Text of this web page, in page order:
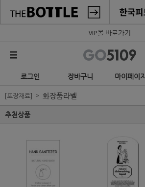
VIP몰 바로가기
로그인 장바구니 마이페이지
[포장재료] 화장품라벨
추천상품